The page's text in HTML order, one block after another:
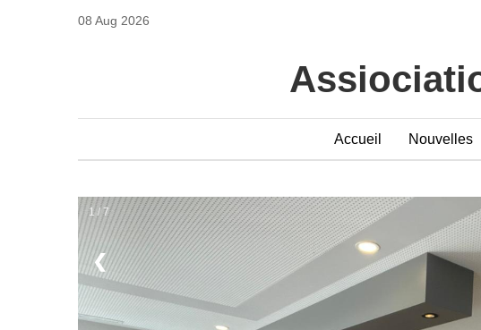
08 Aug 2026
Accueil Nouvelles
1 / 7
❮